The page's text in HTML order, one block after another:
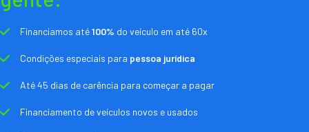
Financiamos até100% do veículo em até 60x
Condições especiais para pessoa jurídica
Até 45 dias de carência para começar a pagar
Financiamento de veículos novos e usados